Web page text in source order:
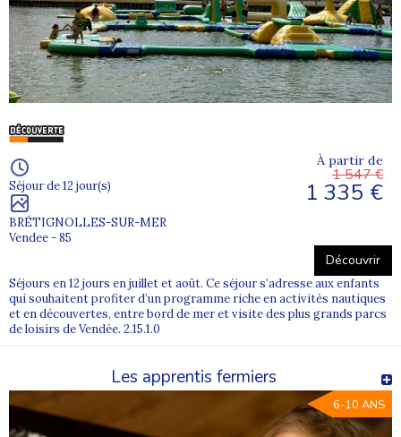
Séjour de 12 jour(s)
BRÉTIGNOLLES-SUR-MER
Vendee - 85
À partir de
1 547 €
1 335 €
Découvrir
Séjours en 12 jours en juillet et août. Ce séjour s’adresse aux enfants
qui souhaitent profiter d’un programme riche en activités nautiques
et en découvertes, entre bord de mer et visite des plus grands parcs
de loisirs de Vendée. 2.15.1.0
Les apprentis fermiers
6-10 ANS